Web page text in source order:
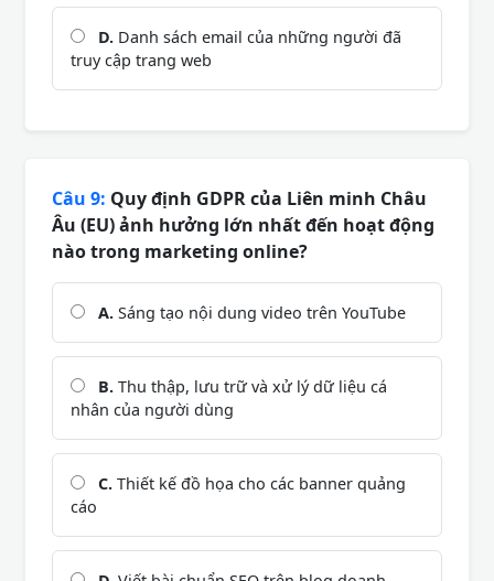
D. Danh sách email của những người đã
truy cập trang web
Câu 9: Quy định GDPR của Liên minh Châu
Âu (EU) ảnh hưởng lớn nhất đến hoạt động
nào trong marketing online?
A. Sáng tạo nội dung video trên YouTube
B. Thu thập, lưu trữ và xử lý dữ liệu cá
nhân của người dùng
C. Thiết kế đồ họa cho các banner quảng
cáo